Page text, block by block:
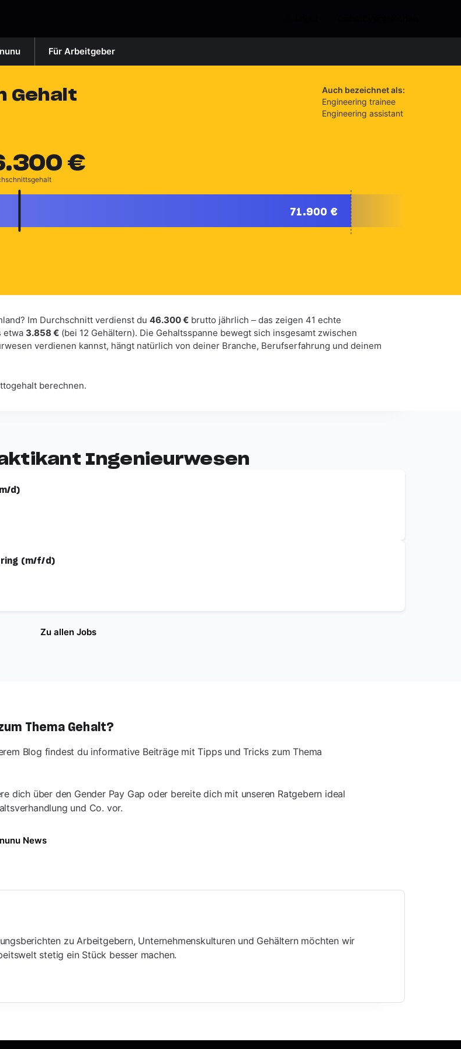
Für Arbeitgeber
Gehalt
Auch bezeichnet als:
Engineering trainee
Engineering assistant
€
71.900 €
Im Durchschnitt verdienst du 46.300 € brutto jährlich – das zeigen 41 echte
etwa 3.858 € (bei 12 Gehältern). Die Gehaltsspanne bewegt sich insgesamt zwischen
verdienen kannst, hängt natürlich von deiner Branche, Berufserfahrung und deinem
berechnen.
Ingenieurwesen
d)
(m/f/d)
Zu allen Jobs
Thema Gehalt?
Blog findest du informative Beiträge mit Tipps und Tricks zum Thema
dich über den Gender Pay Gap oder bereite dich mit unseren Ratgebern ideal
und Co. vor.
News
zu Arbeitgebern, Unternehmenskulturen und Gehältern möchten wir
stetig ein Stück besser machen.